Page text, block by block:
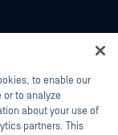
to enable our
to analyze
about your use of
partners. This
assistant.
what's critical